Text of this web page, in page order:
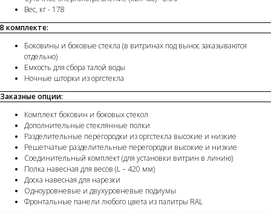
Вес, кг - 178
В комплекте:
Боковины и боковые стекла (в витринах под вынос заказываются
отдельно)
Емкость для сбора талой воды
Ночные шторки из оргстекла
Заказные опции:
Комплект боковин и боковых стекол
Дополнительные стеклянные полки
Разделительные перегородки из оргстекла высокие и низкие
Решетчатые разделительные перегородки высокие и низкие
Соединительный комплект (для установки витрин в линию)
Полка навесная для весов (L – 420 мм)
Доска навесная для нарезки
Одноуровневые и двухуровневые подиумы
Фронтальные панели любого цвета из палитры RAL